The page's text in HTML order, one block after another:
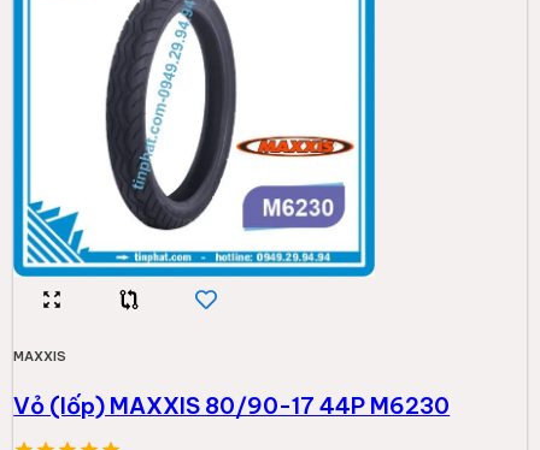
MAXXIS
Vỏ (lốp) MAXXIS 80/90-17 44P M6230